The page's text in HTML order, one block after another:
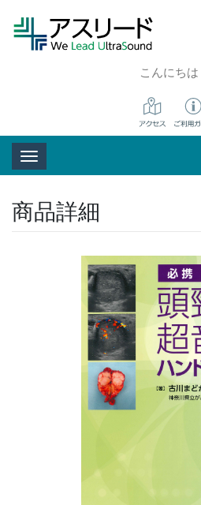
こんにち
Toggle navigation
商品詳細